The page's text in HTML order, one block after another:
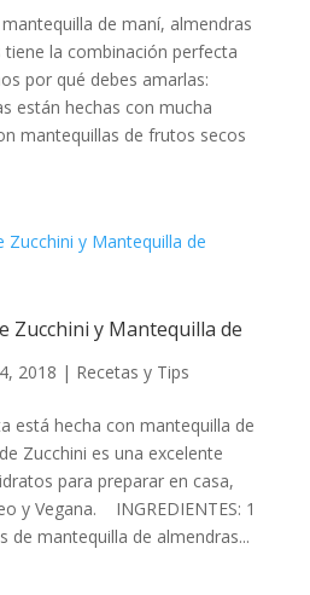
de maní, almendras
tiene la combinación perfecta
por qué debes amarlas:
están hechas con mucha
mantequillas de frutos secos
Zucchini y Mantequilla de
2018 | Recetas y Tips
está hecha con mantequilla de
Zucchini es una excelente
para preparar en casa,
y Vegana. INGREDIENTES: 1
de mantequilla de almendras...